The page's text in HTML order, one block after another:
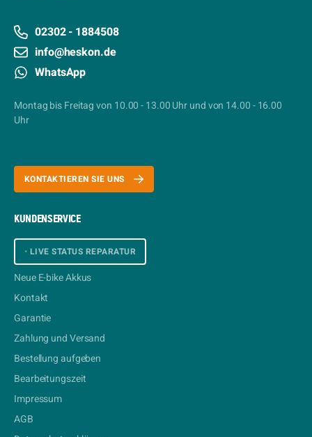
02302 - 1884508
info@heskon.de
WhatsApp
Montag bis Freitag von 10.00 - 13.00 Uhr und von 14.00 - 16.00
Uhr
KONTAKTIEREN SIE UNS
KUNDENSERVICE
• LIVE STATUS REPARATUR
Neue E-bike Akkus
Kontakt
Garantie
Zahlung und Versand
Bestellung aufgeben
Bearbeitungszeit
Impressum
AGB